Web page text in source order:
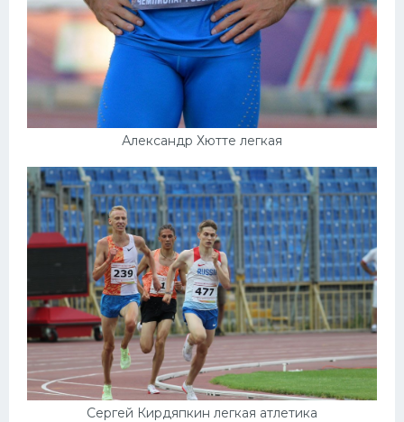
Александр Хютте легкая
Сергей Кирдяпкин легкая атлетика